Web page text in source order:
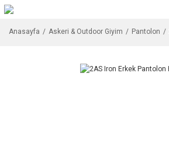
Anasayfa Askeri & Outdoor Giyim Pantolon